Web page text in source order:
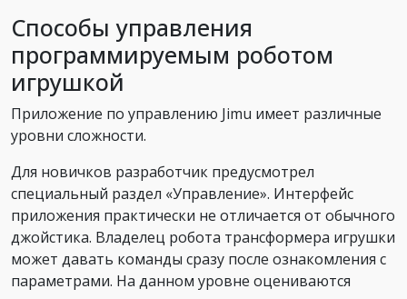
Способы управления
программируемым роботом
игрушкой
Приложение по управлению Jimu имеет различные
уровни сложности.
Для новичков разработчик предусмотрел
специальный раздел «Управление». Интерфейс
приложения практически не отличается от обычного
джойстика. Владелец робота трансформера игрушки
может давать команды сразу после ознакомления с
параметрами. На данном уровне оцениваются